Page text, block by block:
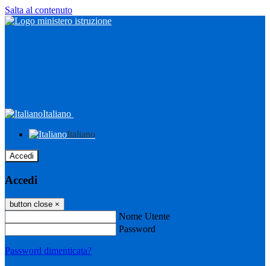
Salta al contenuto
Italiano
Italiano
Accedi
Accedi
button close ×
Nome Utente
Password
Password dimenticata?